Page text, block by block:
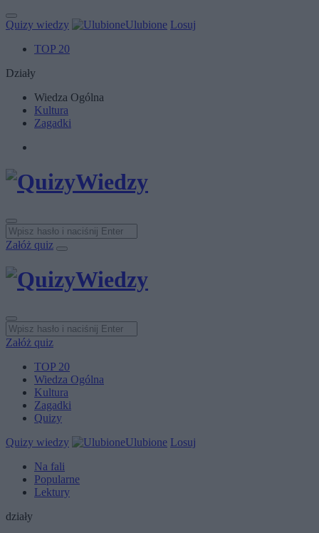
Quizy wiedzy Ulubione Losuj
TOP 20
Działy
Wiedza Ogólna
Kultura
Zagadki
Załóż quiz
Załóż quiz
TOP 20
Wiedza Ogólna
Kultura
Zagadki
Quizy
Quizy wiedzy
Ulubione Losuj
Na fali
Popularne
Lektury
działy